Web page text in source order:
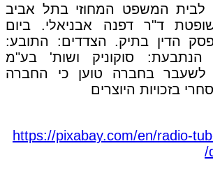
לבית המשפט המחוזי בתל אביב
ד"ר דפנה אבניאלי. ביום
ניתן פסק הדין בתיק. הצדדים: התובע:
הנתבעת: סוקוניק ושות' בע"מ
לשעבר בחברה טוען כי החברה
בזכויות היוצרים